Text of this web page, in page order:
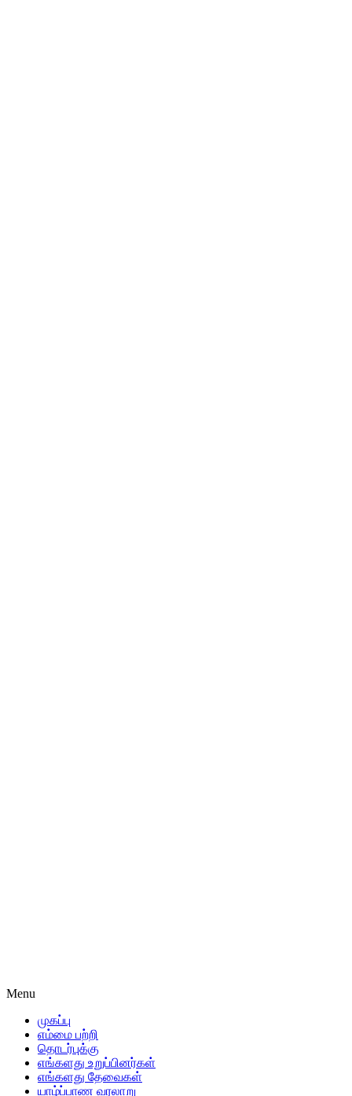
Menu
முகப்பு
எம்மை பற்றி
தொடர்புக்கு
எங்களது உறுப்பினர்கள்
எங்களது தேவைகள்
யாழ்ப்பாண வரலாறு